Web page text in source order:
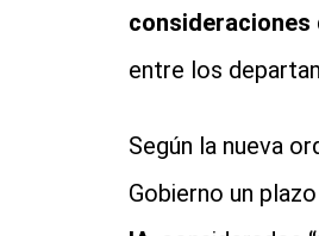
consideraciones
entre los
Según la nueva
Gobierno un